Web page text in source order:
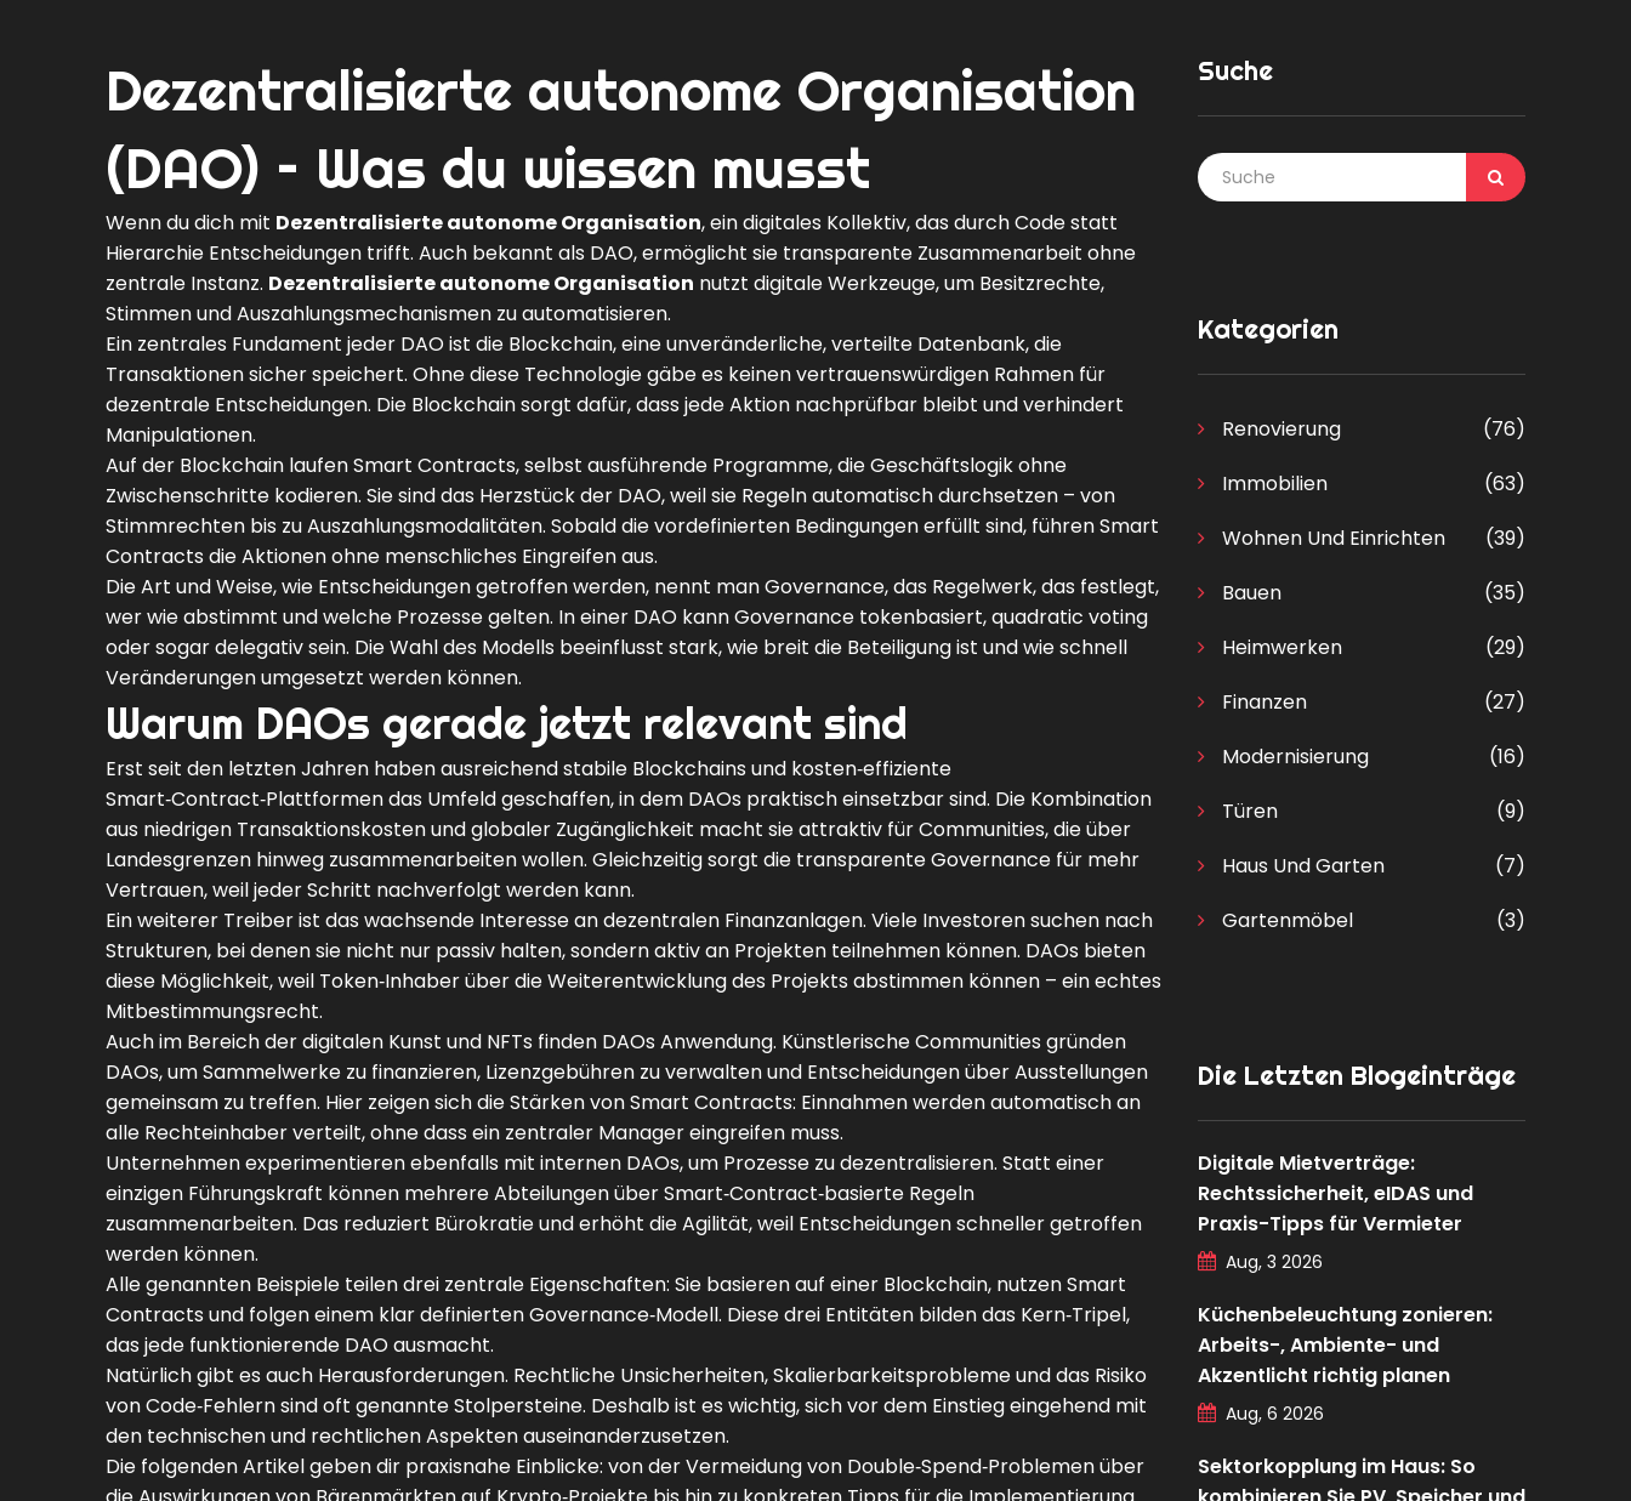
Dezentralisierte autonome Organisation
(DAO) – Was du wissen musst
Wenn du dich mit Dezentralisierte autonome Organisation,ein digitales Kollektiv, das durch Code statt
Hierarchie Entscheidungen trifft. Auch bekannt als DAO, ermöglicht sie transparente Zusammenarbeit ohne
zentrale Instanz. Dezentralisierte autonome Organisation nutzt digitale Werkzeuge, um Besitzrechte,
Stimmen und Auszahlungsmechanismen zu automatisieren.
Ein zentrales Fundament jeder DAO ist die Blockchain,eine unveränderliche, verteilte Datenbank, die
Transaktionen sicher speichert. Ohne diese Technologie gäbe es keinen vertrauenswürdigen Rahmen für
dezentrale Entscheidungen. Die Blockchain sorgt dafür, dass jede Aktion nachprüfbar bleibt und verhindert
Manipulationen.
Auf der Blockchain laufenSmart Contracts,selbst ausführende Programme, die Geschäftslogik ohne
Zwischenschritte kodieren. Sie sind das Herzstück der DAO, weil sie Regeln automatisch durchsetzen – von
Stimmrechten bis zu Auszahlungsmodalitäten. Sobald die vordefinierten Bedingungen erfüllt sind, führen Smart
Contracts die Aktionen ohne menschliches Eingreifen aus.
Die Art und Weise, wie Entscheidungen getroffen werden, nennt manGovernance,das Regelwerk, das festlegt,
wer wie abstimmt und welche Prozesse gelten. In einer DAO kann Governance tokenbasiert, quadratic voting
oder sogar delegativ sein. Die Wahl des Modells beeinflusst stark, wie breit die Beteiligung ist und wie schnell
Veränderungen umgesetzt werden können.
Warum DAOs gerade jetzt relevant sind
Erst seit den letzten Jahren haben ausreichend stabile Blockchains und kosten‑effiziente
Smart‑Contract‑Plattformen das Umfeld geschaffen, in dem DAOs praktisch einsetzbar sind. Die Kombination
aus niedrigen Transaktionskosten und globaler Zugänglichkeit macht sie attraktiv für Communities, die über
Landesgrenzen hinweg zusammenarbeiten wollen. Gleichzeitig sorgt die transparente Governance für mehr
Vertrauen, weil jeder Schritt nachverfolgt werden kann.
Ein weiterer Treiber ist das wachsende Interesse an dezentralen Finanzanlagen. Viele Investoren suchen nach
Strukturen, bei denen sie nicht nur passiv halten, sondern aktiv an Projekten teilnehmen können. DAOs bieten
diese Möglichkeit, weil Token‑Inhaber über die Weiterentwicklung des Projekts abstimmen können – ein echtes
Mitbestimmungsrecht.
Auch im Bereich der digitalen Kunst und NFTs finden DAOs Anwendung. Künstlerische Communities gründen
DAOs, um Sammelwerke zu finanzieren, Lizenzgebühren zu verwalten und Entscheidungen über Ausstellungen
gemeinsam zu treffen. Hier zeigen sich die Stärken von Smart Contracts: Einnahmen werden automatisch an
alle Rechteinhaber verteilt, ohne dass ein zentraler Manager eingreifen muss.
Unternehmen experimentieren ebenfalls mit internen DAOs, um Prozesse zu dezentralisieren. Statt einer
einzigen Führungskraft können mehrere Abteilungen über Smart‑Contract‑basierte Regeln
zusammenarbeiten. Das reduziert Bürokratie und erhöht die Agilität, weil Entscheidungen schneller getroffen
werden können.
Alle genannten Beispiele teilen drei zentrale Eigenschaften: Sie basieren auf einer Blockchain, nutzen Smart
Contracts und folgen einem klar definierten Governance‑Modell. Diese drei Entitäten bilden das Kern‑Tripel,
das jede funktionierende DAO ausmacht.
Natürlich gibt es auch Herausforderungen. Rechtliche Unsicherheiten, Skalierbarkeitsprobleme und das Risiko
von Code‑Fehlern sind oft genannte Stolpersteine. Deshalb ist es wichtig, sich vor dem Einstieg eingehend mit
den technischen und rechtlichen Aspekten auseinanderzusetzen.
Die folgenden Artikel geben dir praxisnahe Einblicke: von der Vermeidung von Double‑Spend‑Problemen über
Suche
Kategorien
Renovierung
(76)
Immobilien
(63)
Wohnen Und Einrichten
(39)
Bauen
(35)
Heimwerken
(29)
Finanzen
(27)
Modernisierung
(16)
Türen
(9)
Haus Und Garten
(7)
Gartenmöbel
(3)
Die Letzten Blogeinträge
Digitale Mietverträge:
Rechtssicherheit, eIDAS und
Praxis-Tipps für Vermieter
Aug, 3 2026
Küchenbeleuchtung zonieren:
Arbeits-, Ambiente- und
Akzentlicht richtig planen
Aug, 6 2026
Sektorkopplung im Haus: So